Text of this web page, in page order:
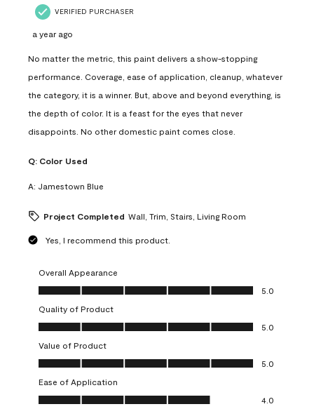
VERIFIED PURCHASER
a year ago
No matter the metric, this paint delivers a show-stopping
performance. Coverage, ease of application, cleanup, whatever
the category, it is a winner. But, above and beyond everything, is
the depth of color. It is a feast for the eyes that never
disappoints. No other domestic paint comes close.
Q: Color Used
A: Jamestown Blue
Project Completed Wall, Trim, Stairs, Living Room
Yes, I recommend this product.
Overall Appearance
Overall Appearance, 5.0 out of 5
5.0
Quality of Product
Quality of Product, 5.0 out of 5
5.0
Value of Product
Value of Product, 5.0 out of 5
5.0
Ease of Application
Ease of Application, 4.0 out of 5
4.0